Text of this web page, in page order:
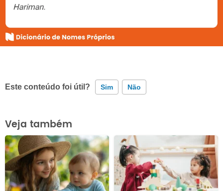
Este conteúdo foi útil? Sim Não
Este conteúdo contém informação incorreta
Este conteúdo não tem a informação que procuro
Outro
Veja também